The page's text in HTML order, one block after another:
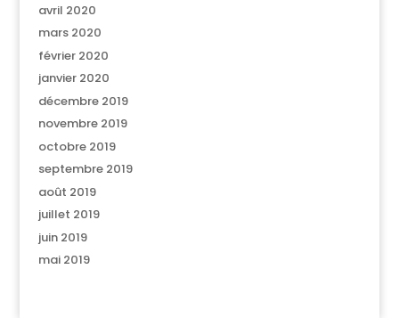
avril 2020
mars 2020
février 2020
janvier 2020
décembre 2019
novembre 2019
octobre 2019
septembre 2019
août 2019
juillet 2019
juin 2019
mai 2019